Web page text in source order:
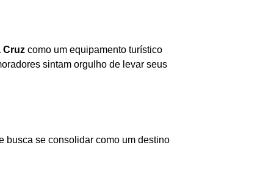
Cruz como um equipamento turístico
sintam orgulho de levar seus
busca se consolidar como um destino